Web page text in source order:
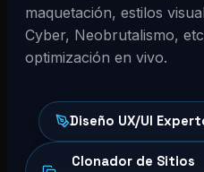
maquetación, estilos
Cyber, Neobrutalismo,
optimización en vivo.
Diseño UX/UI
Clonador de Sitios